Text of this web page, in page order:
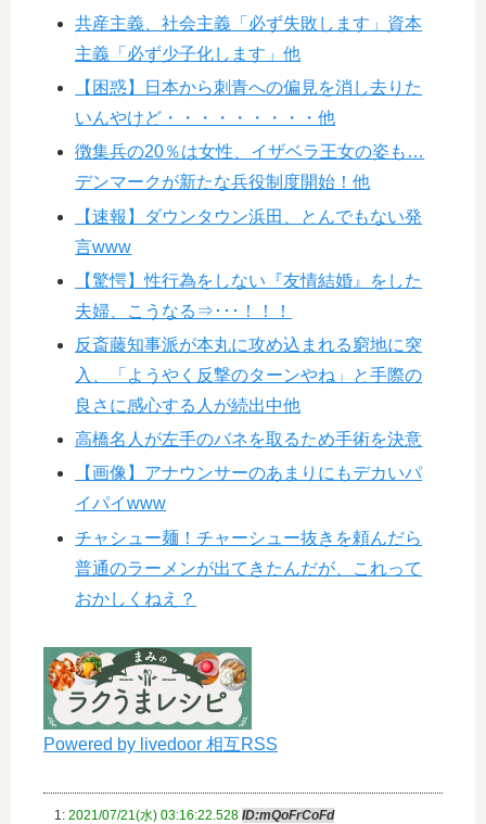
共産主義、社会主義「必ず失敗します」資本
主義「必ず少子化します」他
【困惑】日本から刺青への偏見を消し去りた
いんやけど・・・・・・・・・他
徴集兵の20％は女性、イザベラ王女の姿も…
デンマークが新たな兵役制度開始！他
【速報】ダウンタウン浜田、とんでもない発
言www
【驚愕】性行為をしない『友情結婚』をした
夫婦、こうなる⇒･･･！！！
反斎藤知事派が本丸に攻め込まれる窮地に突
入、「ようやく反撃のターンやね」と手際の
良さに感心する人が続出中他
高橋名人が左手のバネを取るため手術を決意
【画像】アナウンサーのあまりにもデカいパ
イパイwww
チャシュー麺！チャーシュー抜きを頼んだら
普通のラーメンが出てきたんだが、これって
おかしくねえ？
Powered by livedoor 相互RSS
1: 2021/07/21(水) 03:16:22.528 ID:mQoFrCoFd